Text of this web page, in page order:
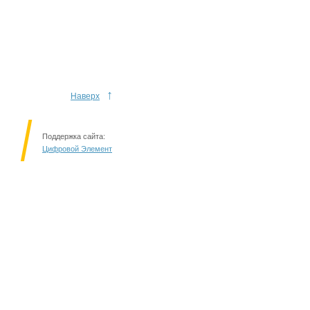
Наверх ↑
Поддержка сайта:
Цифровой Элемент